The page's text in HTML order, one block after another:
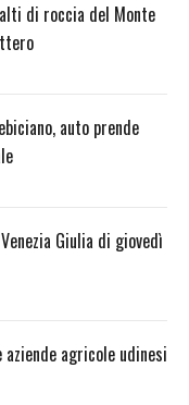
di roccia del Monte
auto prende
Giulia di giovedì
aziende agricole udinesi